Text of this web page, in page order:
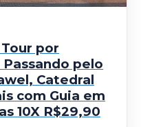
por
pelo
Catedral
com Guia em
10X R$29,90